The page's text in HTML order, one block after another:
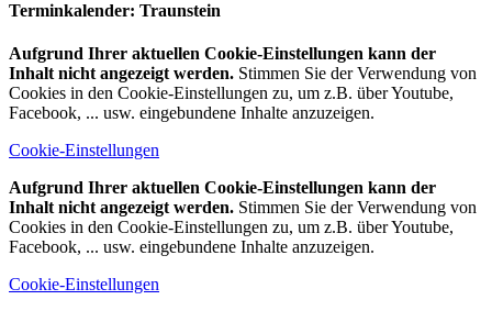
Terminkalender: Traunstein
Aufgrund Ihrer aktuellen Cookie-Einstellungen kann der
Inhalt nicht angezeigt werden. Stimmen Sie der Verwendung von
Cookies in den Cookie-Einstellungen zu, um z.B. über Youtube,
Facebook, ... usw. eingebundene Inhalte anzuzeigen.
Cookie-Einstellungen
Aufgrund Ihrer aktuellen Cookie-Einstellungen kann der
Inhalt nicht angezeigt werden. Stimmen Sie der Verwendung von
Cookies in den Cookie-Einstellungen zu, um z.B. über Youtube,
Facebook, ... usw. eingebundene Inhalte anzuzeigen.
Cookie-Einstellungen